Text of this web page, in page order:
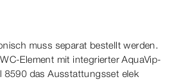
nisch muss separat bestellt werden.
​Element mit integrierter AquaVip-​
8590 das Ausstattungsset elek­